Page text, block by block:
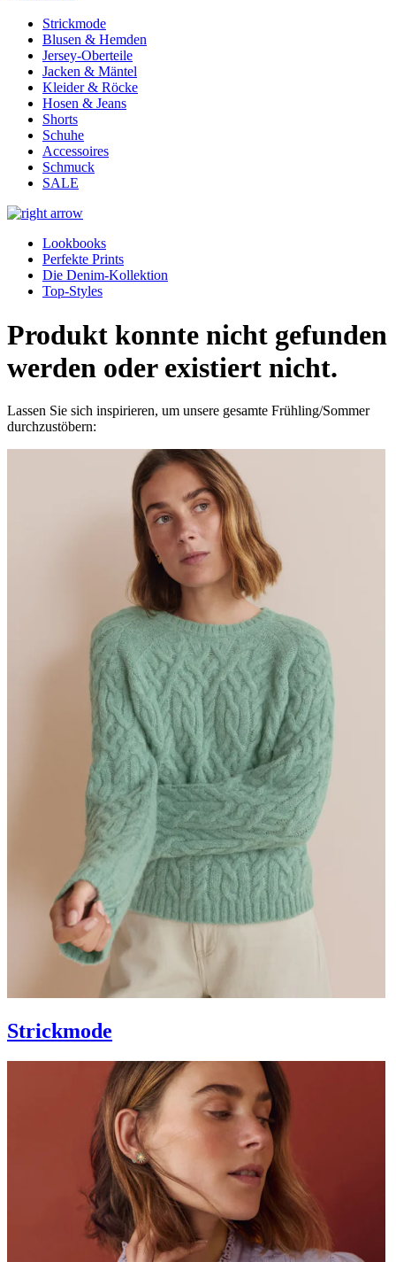
Strickmode
Blusen & Hemden
Jersey-Oberteile
Jacken & Mäntel
Kleider & Röcke
Hosen & Jeans
Shorts
Schuhe
Accessoires
Schmuck
SALE
Lookbooks
Perfekte Prints
Die Denim-Kollektion
Top-Styles
Produkt konnte nicht gefunden
werden oder existiert nicht.
Lassen Sie sich inspirieren, um unsere gesamte Frühling/Sommer
durchzustöbern:
Strickmode